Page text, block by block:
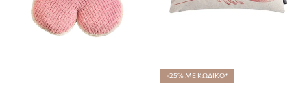
-25% ΜΕ ΚΩΔΙΚΟ*